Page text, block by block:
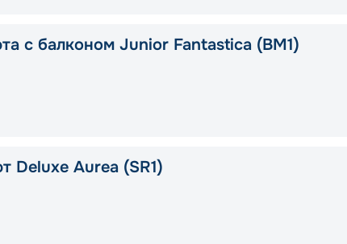
с балконом Junior Fantastica (BM1)
Deluxe Aurea (SR1)